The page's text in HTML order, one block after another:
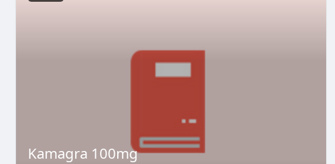
Kamagra 100mg